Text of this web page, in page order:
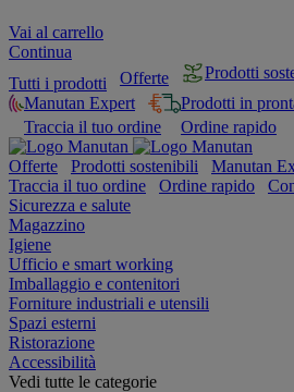
Vai al carrello
Continua
Tutti i prodotti
Offerte
Prodotti
Manutan Expert
Prodotti in
Traccia il tuo ordine
Ordine rapido
Offerte Prodotti sostenibili
Manutan
Traccia il tuo ordine
Ordine rapido
Sicurezza e salute
Magazzino
Igiene
Ufficio e smart working
Imballaggio e contenitori
Forniture industriali e utensili
Spazi esterni
Ristorazione
Accessibilità
Vedi tutte le categorie